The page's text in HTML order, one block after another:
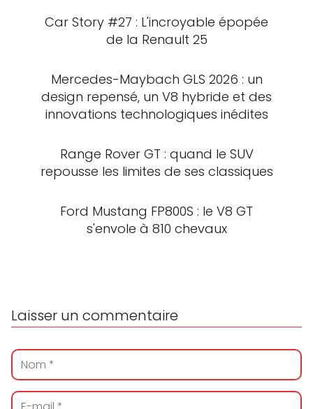
Car Story #27 : L'incroyable épopée
de la Renault 25
Mercedes-Maybach GLS 2026 : un
design repensé, un V8 hybride et des
innovations technologiques inédites
Range Rover GT : quand le SUV
repousse les limites de ses classiques
Ford Mustang FP800S : le V8 GT
s'envole à 810 chevaux
Laisser un commentaire